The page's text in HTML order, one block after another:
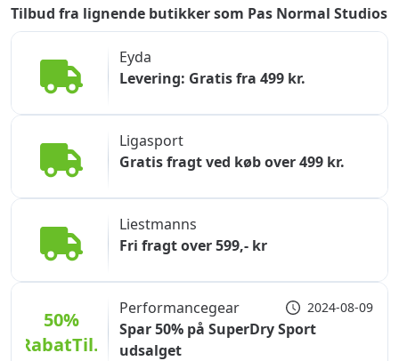
Tilbud fra lignende butikker som Pas Normal Studios
Eyda
Levering: Gratis fra 499 kr.
Ligasport
Gratis fragt ved køb over 499 kr.
Liestmanns
Fri fragt over 599,- kr
50%
RabatTil..
Performancegear 2024-08-09
Spar 50% på SuperDry Sport
udsalget